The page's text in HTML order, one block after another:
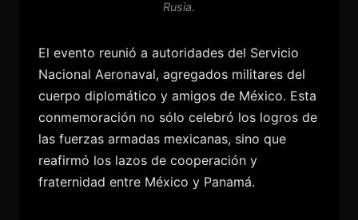
Rusia.
El evento reunió a autoridades del Servicio
Nacional Aeronaval, agregados militares del
cuerpo diplomático y amigos de México. Esta
conmemoración no sólo celebró los logros de
las fuerzas armadas mexicanas, sino que
reafirmó los lazos de cooperación y
fraternidad entre México y Panamá.